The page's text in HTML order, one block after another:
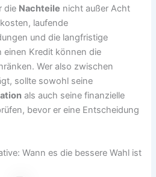
die Nachteile nicht außer Acht
laufende
und die langfristige
einen Kredit können die
Wer also zwischen
sollte sowohl seine
als auch seine finanzielle
bevor er eine Entscheidung
Wann es die bessere Wahl ist